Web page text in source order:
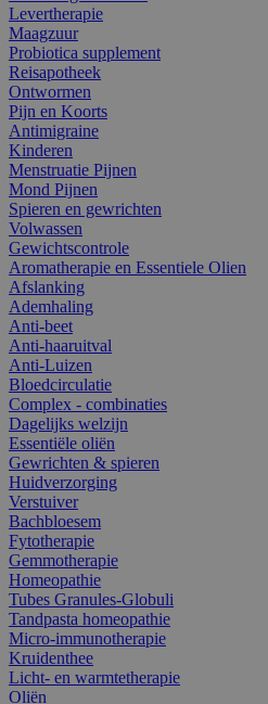
Levertherapie
Maagzuur
Probiotica supplement
Reisapotheek
Ontwormen
Pijn en Koorts
Antimigraine
Kinderen
Menstruatie Pijnen
Mond Pijnen
Spieren en gewrichten
Volwassen
Gewichtscontrole
Aromatherapie en Essentiele Olien
Afslanking
Ademhaling
Anti-beet
Anti-haaruitval
Anti-Luizen
Bloedcirculatie
Complex - combinaties
Dagelijks welzijn
Essentiële oliën
Gewrichten & spieren
Huidverzorging
Verstuiver
Bachbloesem
Fytotherapie
Gemmotherapie
Homeopathie
Tubes Granules-Globuli
Tandpasta homeopathie
Micro-immunotherapie
Kruidenthee
Licht- en warmtetherapie
Oliën